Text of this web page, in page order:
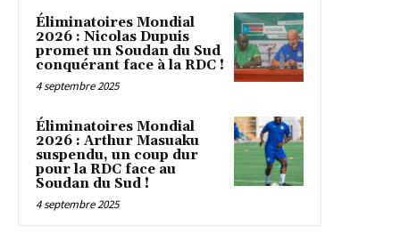
Éliminatoires Mondial
2026 : Nicolas Dupuis
promet un Soudan du Sud
conquérant face à la RDC !
4 septembre 2025
Éliminatoires Mondial
2026 : Arthur Masuaku
suspendu, un coup dur
pour la RDC face au
Soudan du Sud !
4 septembre 2025